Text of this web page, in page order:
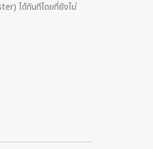
ได้ทันทีโดยที่ยังไม่